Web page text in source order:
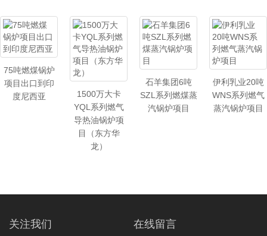
75吨燃煤锅炉
项目出口到印
度尼西亚
1500万大卡
YQL系列燃气
导热油锅炉项
目（东方华
龙）
石羊集团6吨
SZL系列燃煤蒸
汽锅炉项目
伊利乳业20吨
WNS系列燃气
蒸汽锅炉项目
关注我们 在线留言